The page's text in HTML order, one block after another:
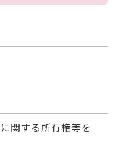
関する所有権等を